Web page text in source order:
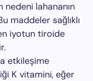
lahananın
maddeler sağlıklı
iyotun tiroide
etkileşime
K vitamini, eğer